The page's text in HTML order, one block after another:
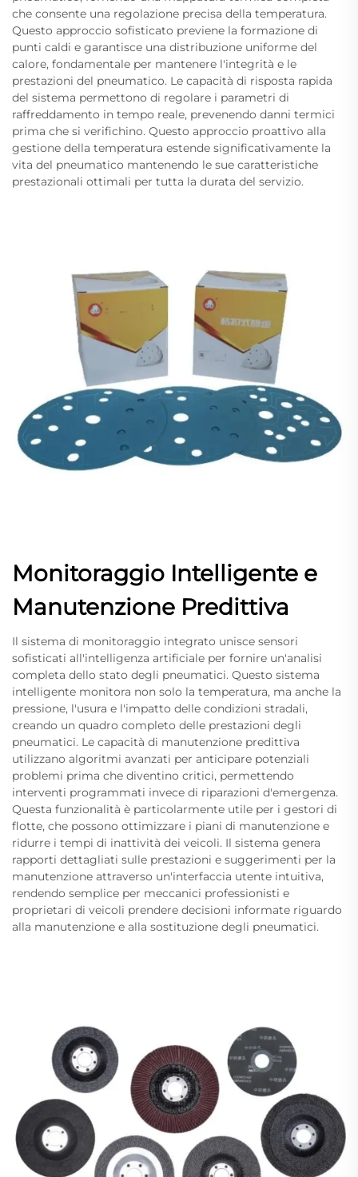
che consente una regolazione precisa della temperatura.
Questo approccio sofisticato previene la formazione di
punti caldi e garantisce una distribuzione uniforme del
calore, fondamentale per mantenere l'integrità e le
prestazioni del pneumatico. Le capacità di risposta rapida
del sistema permettono di regolare i parametri di
raffreddamento in tempo reale, prevenendo danni termici
prima che si verifichino. Questo approccio proattivo alla
gestione della temperatura estende significativamente la
vita del pneumatico mantenendo le sue caratteristiche
prestazionali ottimali per tutta la durata del servizio.
Monitoraggio Intelligente e
Manutenzione Predittiva
Il sistema di monitoraggio integrato unisce sensori
sofisticati all'intelligenza artificiale per fornire un'analisi
completa dello stato degli pneumatici. Questo sistema
intelligente monitora non solo la temperatura, ma anche la
pressione, l'usura e l'impatto delle condizioni stradali,
creando un quadro completo delle prestazioni degli
pneumatici. Le capacità di manutenzione predittiva
utilizzano algoritmi avanzati per anticipare potenziali
problemi prima che diventino critici, permettendo
interventi programmati invece di riparazioni d'emergenza.
Questa funzionalità è particolarmente utile per i gestori di
flotte, che possono ottimizzare i piani di manutenzione e
ridurre i tempi di inattività dei veicoli. Il sistema genera
rapporti dettagliati sulle prestazioni e suggerimenti per la
manutenzione attraverso un'interfaccia utente intuitiva,
rendendo semplice per meccanici professionisti e
proprietari di veicoli prendere decisioni informate riguardo
alla manutenzione e alla sostituzione degli pneumatici.